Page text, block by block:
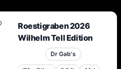
Roestigraben 2026
Wilhelm Tell Edition
Dr Gab's